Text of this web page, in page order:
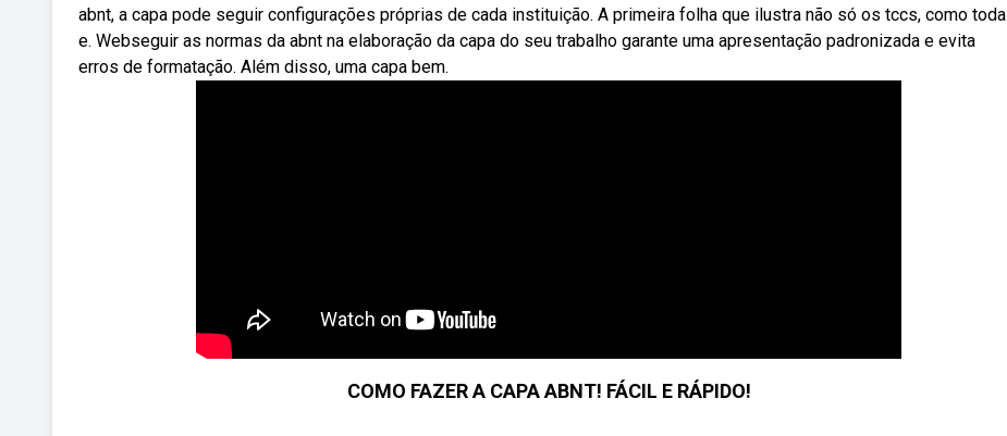
abnt, a capa pode seguir configurações próprias de cada instituição. A primeira folha que ilustra não só os tccs, como toda
e. Webseguir as normas da abnt na elaboração da capa do seu trabalho garante uma apresentação padronizada e evita
erros de formatação. Além disso, uma capa bem.
COMO FAZER A CAPA ABNT! FÁCIL E RÁPIDO!